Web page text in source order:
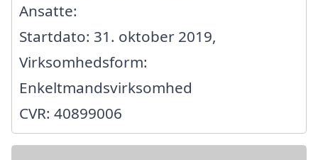
Ansatte:
Startdato: 31. oktober 2019,
Virksomhedsform:
Enkeltmandsvirksomhed
CVR: 40899006